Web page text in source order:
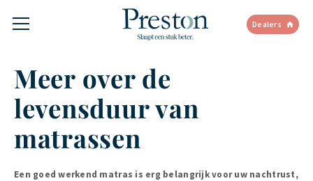
Dealers
Meer over de
levensduur van
matrassen
Een goed werkend matras is erg belangrijk voor uw nachtrust,